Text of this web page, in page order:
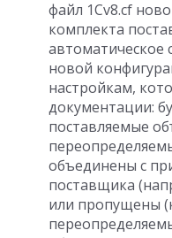
файл 1Cv8.cf
комплекта
автоматическое
новой
настройкам,
документации:
поставляемые
объединены с
поставщика
или пропущены